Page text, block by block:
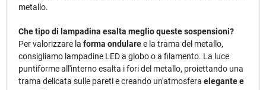
metallo.
Che tipo di lampadina esalta meglio queste sospensioni?
Per valorizzare la forma ondularee la trama del metallo,
consigliamo lampadine LED a globo o a filamento. La luce
puntiforme all'interno esalta i fori del metallo, proiettando una
trama delicata sulle pareti e creando un'atmosfera elegante e